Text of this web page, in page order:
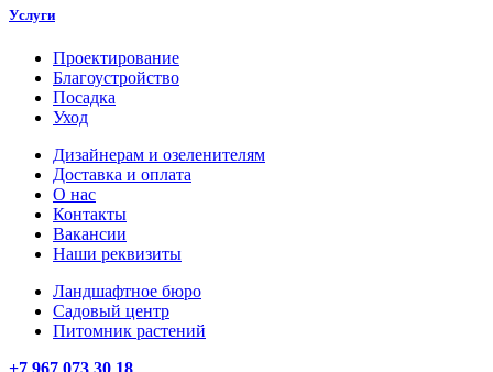
Услуги
Проектирование
Благоустройство
Посадка
Уход
Дизайнерам и озеленителям
Доставка и оплата
О нас
Контакты
Вакансии
Наши реквизиты
Ландшафтное бюро
Садовый центр
Питомник растений
+7 967 073 30 18